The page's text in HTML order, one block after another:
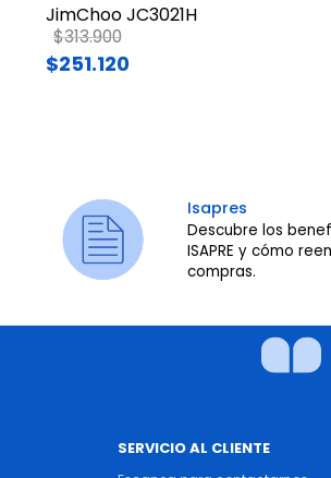
JimChoo JC3021H
Price reduced from
$313.900to
$251.120
Isapres
Descubre los
ISAPRE y cómo
compras.
SERVICIO AL CLIENTE